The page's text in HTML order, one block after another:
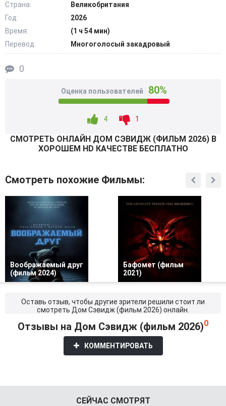
впечатлить высокопоставленных визитеров, чтобы
агрессивные кредиторы не забрали все имущество.
@Filmix.fan
Страна:
Великобритания
Год:
2026
Время:
(1 ч 54 мин)
Перевод:
Многоголосый закадровый
0
Оценка пользователей 80%
4 1
СМОТРEТЬ ОНЛАЙН ДОМ СЭВИДЖ (ФИЛЬМ 2026) В
ХОРОШЕМ HD КАЧЕСТВЕ БЕСПЛАТНО
Смотреть похожие Фильмы:
Воображаемый друг
(фильм 2024)
Бафомет (фильм
2021)
Оставь отзыв, чтобы другие зрители решили стоит ли
смотреть Дом Сэвидж (фильм 2026) онлайн.
Отзывы на Дом Сэвидж (фильм 2026)0
КОММЕНТИРОВАТЬ
СЕЙЧАС СМОТРЯТ